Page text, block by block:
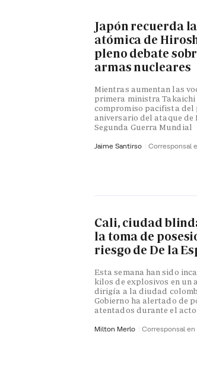
Japón recuerda
atómica de
pleno debate
armas nucleares
Mientras aumentan las
primera ministra
compromiso pacifista del
aniversario del ataque de
Segunda Guerra Mundial
Jaime Santirso Corresponsal
Cali, ciudad
la toma de
riesgo de De la
Esta semana han sido
kilos de explosivos en un
dirigía a la diudad
Gobierno ha alertado de
atentados durante el acto
Milton Merlo Corresponsal